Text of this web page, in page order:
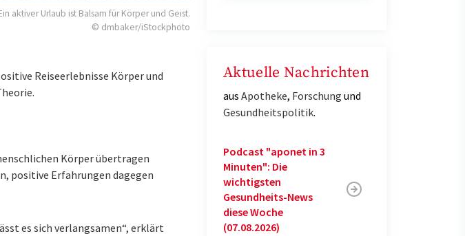
aktiver Urlaub ist Balsam für Körper und Geist.
© dmbaker/iStockphoto
Reiseerlebnisse Körper und
Körper übertragen
positive Erfahrungen dagegen
es sich verlangsamen“, erklärt
Aktuelle Nachrichten
aus Apotheke, Forschung und
Gesundheitspolitik.
Podcast "aponet in 3
Minuten": Die
wichtigsten
Gesundheits-News
diese Woche
(07.08.2026)